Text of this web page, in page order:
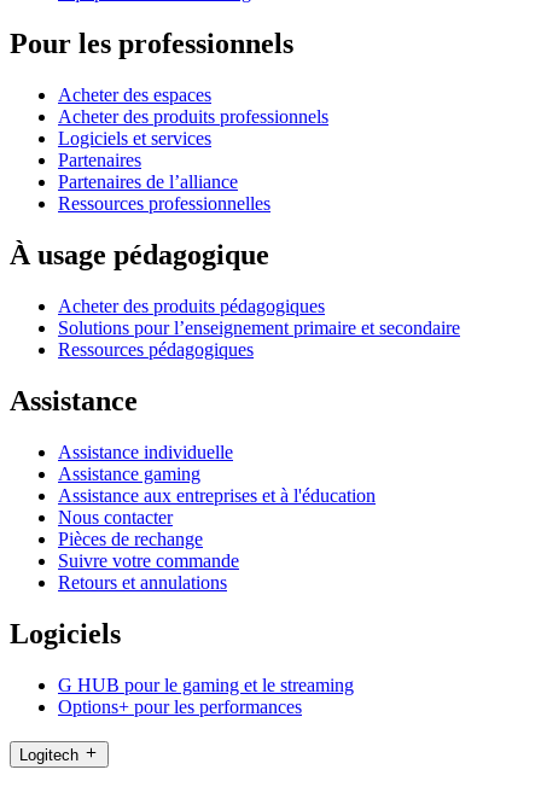
Pour les professionnels
Acheter des espaces
Acheter des produits professionnels
Logiciels et services
Partenaires
Partenaires de l’alliance
Ressources professionnelles
À usage pédagogique
Acheter des produits pédagogiques
Solutions pour l’enseignement primaire et secondaire
Ressources pédagogiques
Assistance
Assistance individuelle
Assistance gaming
Assistance aux entreprises et à l'éducation
Nous contacter
Pièces de rechange
Suivre votre commande
Retours et annulations
Logiciels
G HUB pour le gaming et le streaming
Options+ pour les performances
Logitech